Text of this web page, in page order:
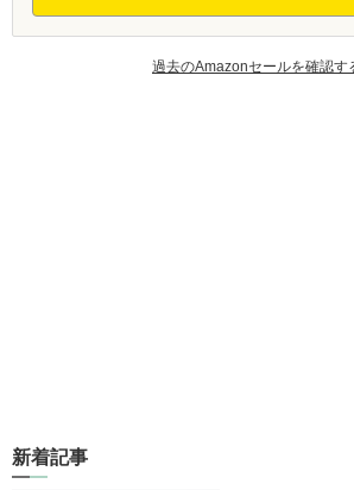
過去のAmazonセールを確認す
新着記事